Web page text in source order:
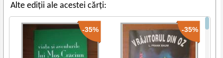
Alte ediții ale acestei cărți:
-35% -35%